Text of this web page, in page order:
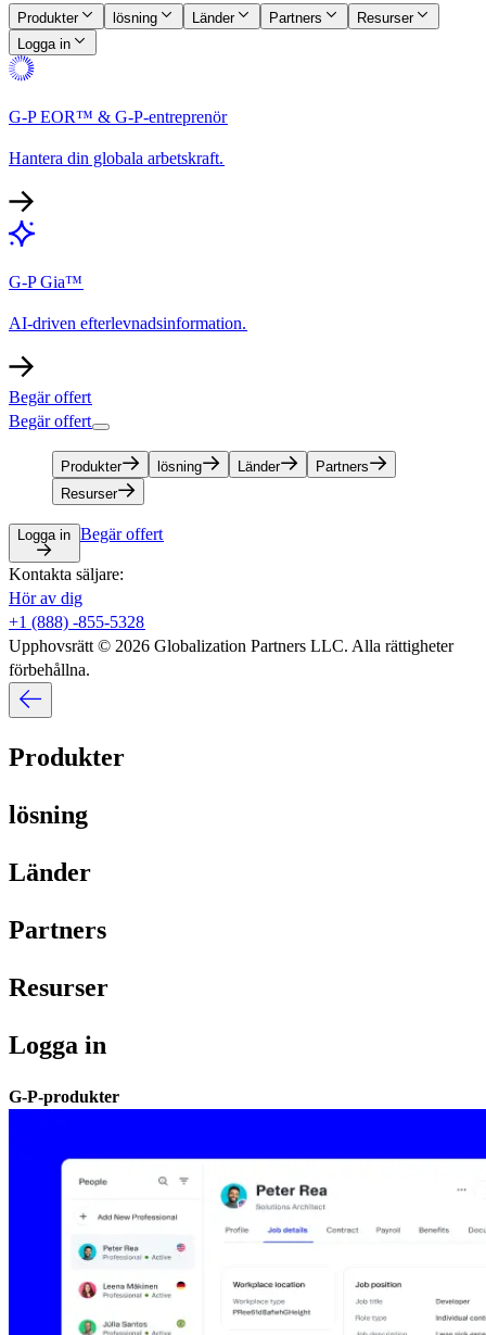
Produkter​​ lösning​​ Länder​​ Partners​​
Resurser​​
Logga in​​
G-P EOR™ & G-P-entreprenör​​
Hantera din globala arbetskraft.​​
G-P Gia™​​
AI-driven efterlevnadsinformation.​​
Begär offert​​
Begär offert​​
Produkter​​ lösning​​ Länder​​
Partners​​
Resurser​​
Logga in​​ Begär offert​​
Kontakta säljare:​​
Hör av dig​​
+1 (888) -855-5328​​
Upphovsrätt © 2026 Globalization Partners LLC. Alla rättigheter
förbehållna.​​
Produkter​​
lösning​​
Länder​​
Partners​​
Resurser​​
Logga in​​
G-P-produkter​​